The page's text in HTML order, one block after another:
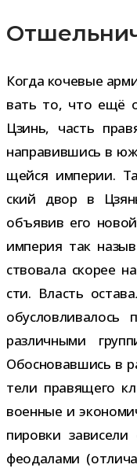
Когда коче­вые
вать то, что ещё
Цзинь, часть
напра­вив­шись в
щейся импе­рии.
ский двор в
объ­явив его
импе­рия так
ство­вала ско­рее
сти. Власть
раз­лич­ными
Обосновавшись в
тели пра­вя­щего
воен­ные и
пи­ровки
фео­да­лами